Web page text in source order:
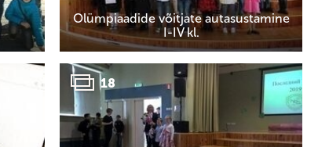
Olümpiaadide võitjate autasustamine
I-IV kl.
18